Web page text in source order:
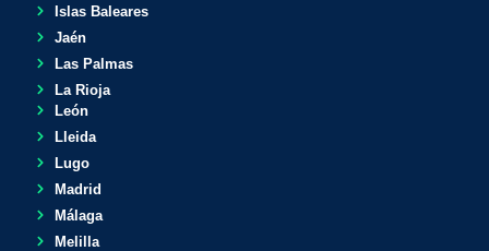
Islas Baleares
Jaén
Las Palmas
La Rioja
León
Lleida
Lugo
Madrid
Málaga
Melilla